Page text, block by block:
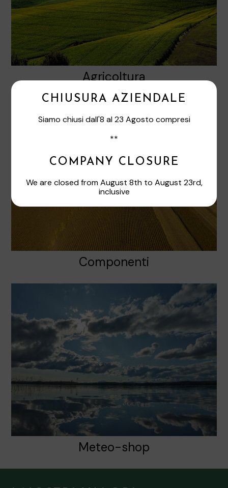
CHIUSURA AZIENDALE
Siamo chiusi dall'8 al 23 Agosto compresi
**
COMPANY CLOSURE
We are closed from August 8th to August 23rd,
inclusive
Agricoltura
Componenti
Meteo-shop